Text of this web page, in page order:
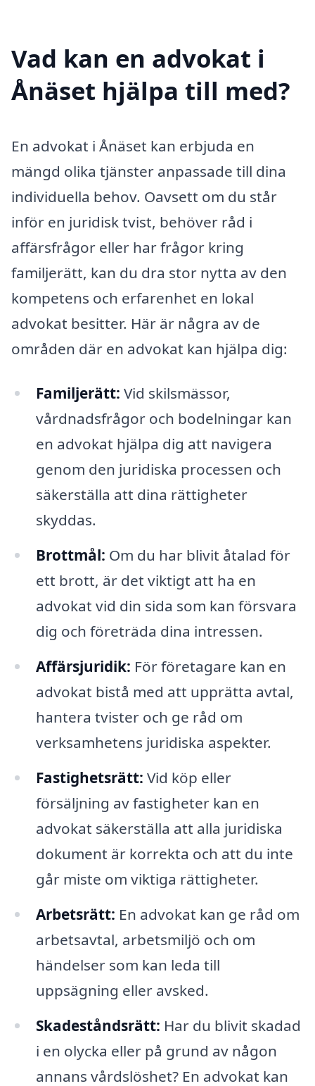
Vad kan en advokat i
Ånäset hjälpa till med?
En advokat i Ånäset kan erbjuda en
mängd olika tjänster anpassade till dina
individuella behov. Oavsett om du står
inför en juridisk tvist, behöver råd i
affärsfrågor eller har frågor kring
familjerätt, kan du dra stor nytta av den
kompetens och erfarenhet en lokal
advokat besitter. Här är några av de
områden där en advokat kan hjälpa dig:
Familjerätt: Vid skilsmässor,
vårdnadsfrågor och bodelningar kan
en advokat hjälpa dig att navigera
genom den juridiska processen och
säkerställa att dina rättigheter
skyddas.
Brottmål: Om du har blivit åtalad för
ett brott, är det viktigt att ha en
advokat vid din sida som kan försvara
dig och företräda dina intressen.
Affärsjuridik: För företagare kan en
advokat bistå med att upprätta avtal,
hantera tvister och ge råd om
verksamhetens juridiska aspekter.
Fastighetsrätt: Vid köp eller
försäljning av fastigheter kan en
advokat säkerställa att alla juridiska
dokument är korrekta och att du inte
går miste om viktiga rättigheter.
Arbetsrätt: En advokat kan ge råd om
arbetsavtal, arbetsmiljö och om
händelser som kan leda till
uppsägning eller avsked.
Skadeståndsrätt: Har du blivit skadad
i en olycka eller på grund av någon
annans vårdslöshet? En advokat kan